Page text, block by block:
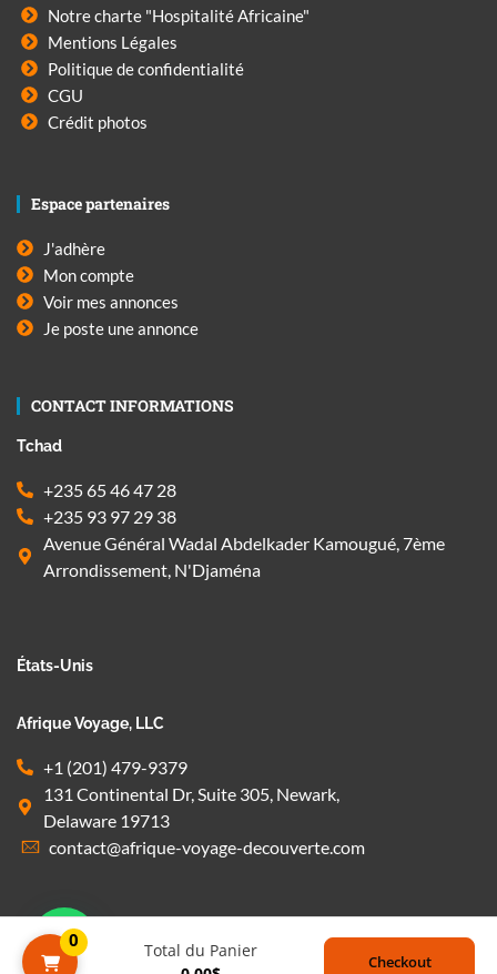
0
Total du Panier
Checkout
Notre charte "Hospitalité Africaine"
Mentions Légales
Politique de confidentialité
CGU
Crédit photos
Espace partenaires
J'adhère
Mon compte
Voir mes annonces
Je poste une annonce
CONTACT INFORMATIONS
Tchad
+235 65 46 47 28
+235 93 97 29 38
Avenue Général Wadal Abdelkader Kamougué, 7ème
Arrondissement, N'Djaména
États-Unis
Afrique Voyage, LLC
+1 (201) 479-9379
131 Continental Dr, Suite 305, Newark,
Delaware 19713
contact@afrique-voyage-decouverte.com